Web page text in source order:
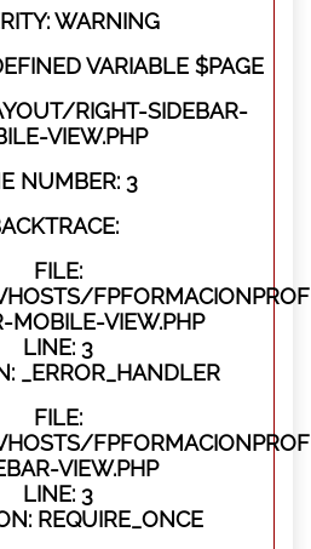
WARNING
VARIABLE $PAGE
RIGHT-SIDEBAR-
VIEW.PHP
NUMBER: 3
FILE:
MOBILE-VIEW.PHP
LINE: 3
_ERROR_HANDLER
FILE:
VIEW.PHP
LINE: 3
REQUIRE_ONCE